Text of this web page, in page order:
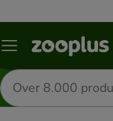
Menu
Søg
efter
produkter